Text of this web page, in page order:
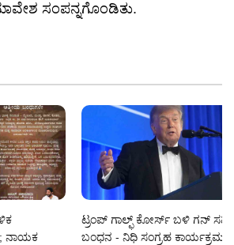
ಸಂಪನ್ನಗೊಂಡಿತು.
ನಾಯಕ
ಟ್ರಂಪ್ ಗಾಲ್ಫ್ ಕೋರ್ಸ್ ಬಳಿ ಗನ್‌ ಸಹಿತ
ಬಂಧನ - ನಿಧಿ ಸಂಗ್ರಹ